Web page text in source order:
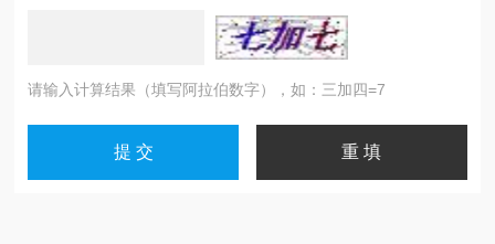
请输入计算结果（填写阿拉伯数字），如：三加四=7